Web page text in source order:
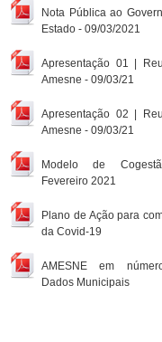
Nota Pública ao
Estado - 09/03/2021
Apresentação 01 |
Amesne - 09/03/21
Apresentação 02 |
Amesne - 09/03/21
Modelo de
Fevereiro 2021
Plano de Ação para
da Covid-19
AMESNE em
Dados Municipais